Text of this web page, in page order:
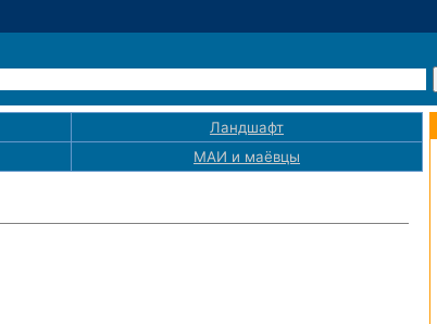
Ландшафт
МАИ и маёвцы